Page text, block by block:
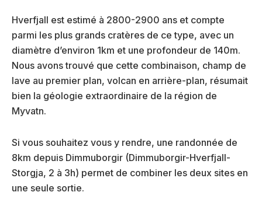
Hverfjall est estimé à 2800-2900 ans et compte
parmi les plus grands cratères de ce type, avec un
diamètre d’environ 1km et une profondeur de 140m.
Nous avons trouvé que cette combinaison, champ de
lave au premier plan, volcan en arrière-plan, résumait
bien la géologie extraordinaire de la région de
Myvatn.
Si vous souhaitez vous y rendre, une randonnée de
8km depuis Dimmuborgir (Dimmuborgir-Hverfjall-
Storgja, 2 à 3h) permet de combiner les deux sites en
une seule sortie.